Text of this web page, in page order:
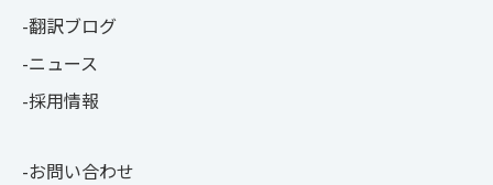
翻訳ブログ
ニュース
採用情報
お問い合わせ